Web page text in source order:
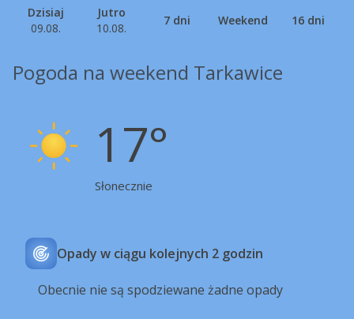
Dzisiaj
09.08.
Jutro
10.08.
7 dni Weekend 16 dni
Pogoda na weekend Tarkawice
17°
Słonecznie
Opady w ciągu kolejnych 2 godzin
Obecnie nie są spodziewane żadne opady